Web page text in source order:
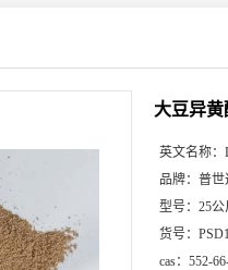
大豆异
英文名称：
品牌： 普世
型号： 25
货号：
cas： 552-